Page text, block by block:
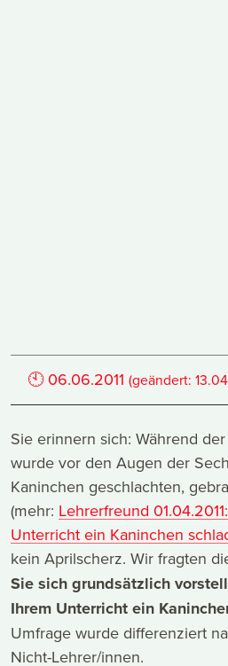
🕙 06.06.2011 (geändert:
Sie erinnern sich: Während
wurde vor den Augen der
Kaninchen geschlachten,
(mehr: Lehrerfreund
Unterricht ein Kaninchen
kein Aprilscherz. Wir fragten
Sie sich grundsätzlich
Ihrem Unterricht ein
Umfrage wurde differenziert
Nicht-Lehrer/innen.